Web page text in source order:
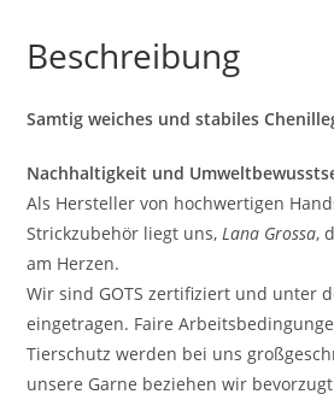
Beschreibung
Samtig weiches und stabiles
Nachhaltigkeit und
Als Hersteller von hochwertigen
Strickzubehör liegt uns,Lana Grossa,
am Herzen.
Wir sind GOTS zertifiziert und unter
eingetragen. Faire
Tierschutz werden bei uns
unsere Garne beziehen wir